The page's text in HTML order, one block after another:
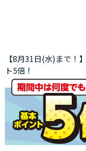
【8月31日(水)まで！
ト5倍！